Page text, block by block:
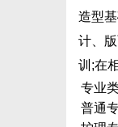
造型
计、
训;在
专业
普通